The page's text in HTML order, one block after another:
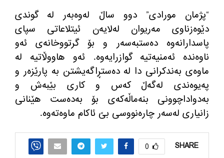
“پژمان مورادی” دوو ساڵ له‌وه‌به‌ر له‌ گوندی
دێوه‌زناوی مه‌ریوان له‌لایه‌ن ئیتلاعاتی سپای
پاسدارانه‌وه‌ ده‌ستبه‌سه‌ر و بۆ گرتووخانه‌ی ئه‌و
ناوه‌نده‌ ئه‌منیه‌تیه‌ گوازرایه‌وه‌. ئه‌و هاووڵاتیه‌ له‌
ماوه‌ی به‌ندكرانی دا له‌ ده‌ستڕاگه‌یشتن به‌ پارێزه‌ر و
په‌یوه‌ندی له‌گه‌ڵ كه‌س و كاری بێبه‌ش و
به‌دواداچوونی بنه‌ماڵه‌كه‌ی بۆ به‌ده‌ست هێنانی
زانیاری له‌سه‌ر چاره‌نووسی بێ ئاكام ماوه‌ته‌وه‌.
SHARE
0